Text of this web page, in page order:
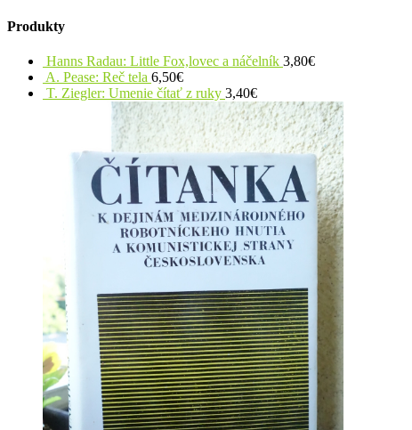
Produkty
Hanns Radau: Little Fox,lovec a náčelník 3,80€
A. Pease: Reč tela 6,50€
T. Ziegler: Umenie čítať z ruky 3,40€